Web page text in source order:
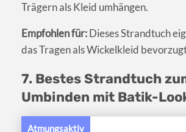
Trägern als Kleid umhängen.
Empfohlen für:Dieses Strandtuch
das Tragen als Wickelkleid
7. Bestes Strandtuch
Umbinden mit Batik-
Atmungsaktiv